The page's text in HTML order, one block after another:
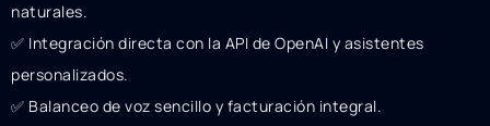
naturales.
✅ Integración directa con la API de OpenAI y asistentes
personalizados.
✅ Balanceo de voz sencillo y facturación integral.